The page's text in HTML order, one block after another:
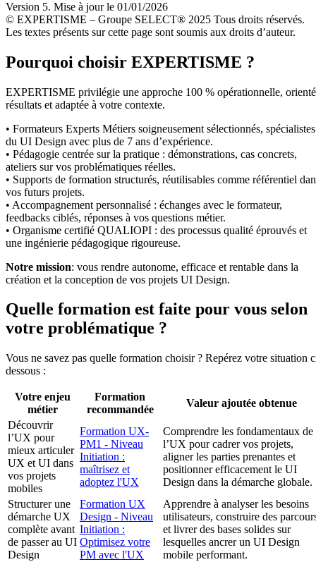
Version 5. Mise à jour le 01/01/2026
© EXPERTISME – Groupe SELECT® 2025 Tous droits réservés.
Les textes présents sur cette page sont soumis aux droits d’auteur.
Pourquoi choisir EXPERTISME ?
EXPERTISME privilégie une approche 100 % opérationnelle,
résultats et adaptée à votre contexte.
• Formateurs Experts Métiers soigneusement sélectionnés, spécialistes
du UI Design avec plus de 7 ans d’expérience.
• Pédagogie centrée sur la pratique : démonstrations, cas concrets,
ateliers sur vos problématiques réelles.
• Supports de formation structurés, réutilisables comme référentiel
vos futurs projets.
• Accompagnement personnalisé : échanges avec le formateur,
feedbacks ciblés, réponses à vos questions métier.
• Organisme certifié QUALIOPI : des processus qualité éprouvés et
une ingénierie pédagogique rigoureuse.
Notre mission: vous rendre autonome, efficace et rentable dans la
création et la conception de vos projets UI Design.
Quelle formation est faite pour vous selon
votre problématique ?
Vous ne savez pas quelle formation choisir ? Repérez votre situation
dessous :
Votre enjeu
métier
Formation
recommandée
Valeur ajoutée obtenue
Découvrir
l’UX pour
mieux articuler
UX et UI dans
vos projets
mobiles
Formation UX-
PM1 - Niveau
Initiation :
maîtrisez et
adoptez l'UX
Comprendre les fondamentaux de
l’UX pour cadrer vos projets,
aligner les parties prenantes et
positionner efficacement le UI
Design dans la démarche globale.
Structurer une
démarche UX
complète avant
de passer au UI
Design
Formation UX
Design - Niveau
Initiation :
Optimisez votre
PM avec l'UX
Apprendre à analyser les besoins
utilisateurs, construire des
et livrer des bases solides sur
lesquelles ancrer un UI Design
mobile performant.